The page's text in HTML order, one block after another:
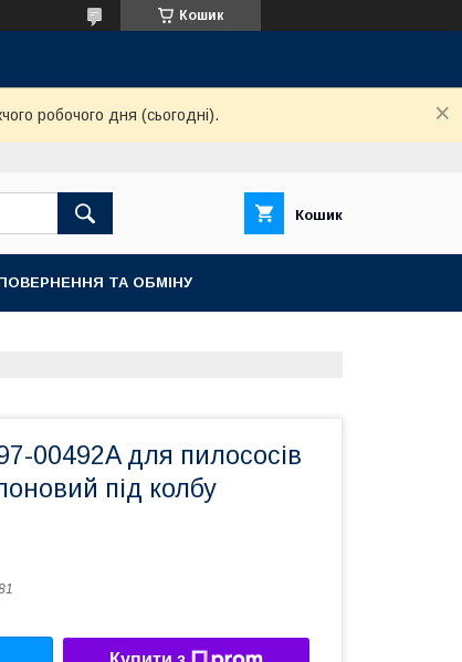
Кошик
робочого дня (сьогодні).
Кошик
ТА ОБМІНУ
00492A для пилососів
під колбу